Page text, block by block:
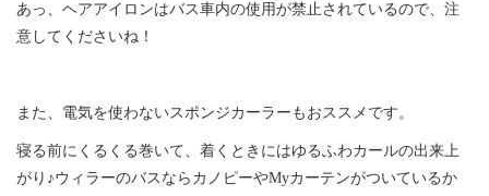
あっ、ヘアアイロンはバス車内の使用が禁止されているので、注
意してくださいね！
また、電気を使わないスポンジカーラーもおススメです。
寝る前にくるくる巻いて、着くときにはゆるふわカールの出来上
がり♪ウィラーのバスならカノピーやMyカーテンがついているか